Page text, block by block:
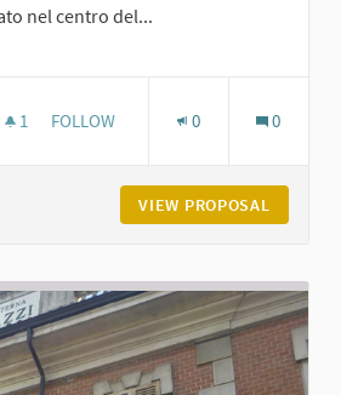
nel centro del...
1 1 FOLLOWER
FOLLOW 0 0
VIEW PROPOSAL